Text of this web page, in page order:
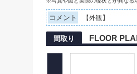
コメント 【外観】
間取り FLOOR